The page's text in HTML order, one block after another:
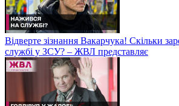
Відверте зізнання Вакарчука! Скільки
службі у ЗСУ? – ЖВЛ представляє